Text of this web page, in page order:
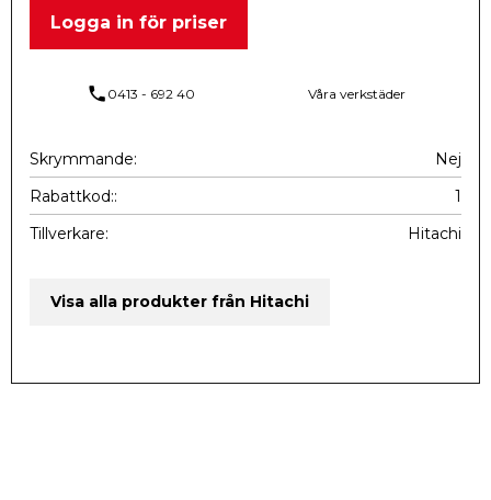
Logga in för priser
phone 0413 - 692 40 Våra verkstäder
Skrymmande
Nej
Rabattkod:
1
Tillverkare
Hitachi
Visa alla produkter från Hitachi